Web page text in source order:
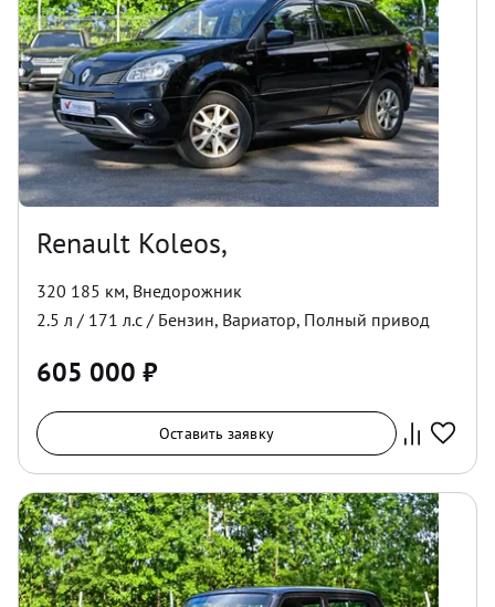
Renault Koleos,
320 185 км, Внедорожник
2.5 л / 171 л.с / Бензин, Вариатор, Полный привод
605 000 ₽
Оставить заявку